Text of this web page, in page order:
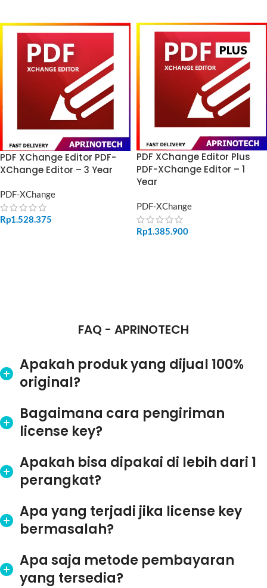
PDF XChange Editor PDF-
XChange Editor – 3 Year
PDF-XChange
Rp1.528.375
PDF XChange Editor Plus
PDF-XChange Editor – 1
Year
PDF-XChange
Rp1.385.900
FAQ - APRINOTECH
Apakah produk yang dijual 100%
original?
Bagaimana cara pengiriman
license key?
Apakah bisa dipakai di lebih dari 1
perangkat?
Apa yang terjadi jika license key
bermasalah?
Apa saja metode pembayaran
yang tersedia?